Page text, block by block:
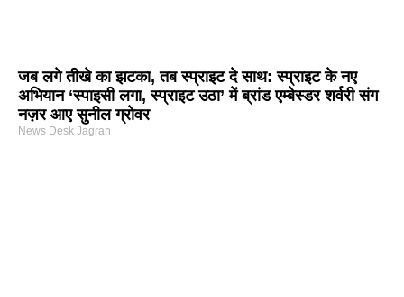
जब लगे तीखे का झटका, तब स्प्राइट दे साथ: स्प्राइट के नए
अभियान ‘स्पाइसी लगा, स्प्राइट उठा’ में ब्रांड एम्बेस्डर शर्वरी संग
नज़र आए सुनील ग्रोवर
News Desk Jagran